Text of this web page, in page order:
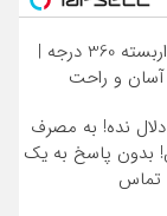
دوربین مداربسته 360 درجه |
و راحت
نده! به مصرف
بدون پاسخ به یک
تماس